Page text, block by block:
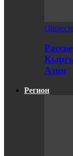
Азии
Регион